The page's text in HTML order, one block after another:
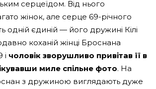
серцеїдом. Від нього
жінок, але серце 69-річного
одній єдиній — його дружині Кілі
коханій жінці Броснана
чоловік зворушливо привітав її в
миле спільне фото. На
з дружиною виглядають дуже